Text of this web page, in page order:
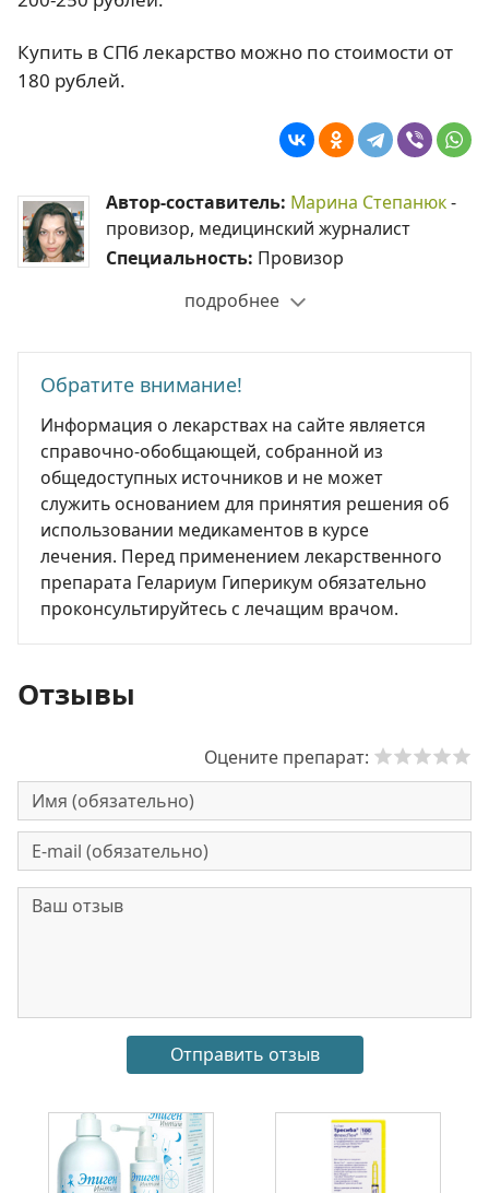
Купить в СПб лекарство можно по стоимости от
180 рублей.
Автор-составитель: Марина Степанюк-
провизор, медицинский журналист
Специальность: Провизор
подробнее
Обратите внимание!
Информация о лекарствах на сайте является
справочно-обобщающей, собранной из
общедоступных источников и не может
служить основанием для принятия решения об
использовании медикаментов в курсе
лечения. Перед применением лекарственного
препарата Гелариум Гиперикум обязательно
проконсультируйтесь с лечащим врачом.
Отзывы
Оцените препарат: